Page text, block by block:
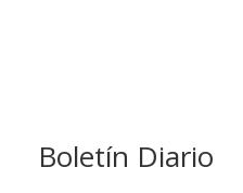
Boletín Diario